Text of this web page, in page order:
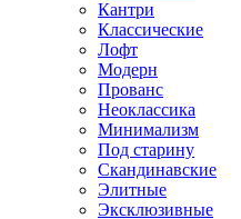
Кантри
Классические
Лофт
Модерн
Прованс
Неоклассика
Минимализм
Под старину
Скандинавские
Элитные
Эксклюзивные